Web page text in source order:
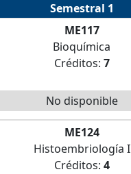
Semestral 1
ME117
Bioquímica
Créditos: 7
No disponible
ME124
Histoembriología I
Créditos: 4